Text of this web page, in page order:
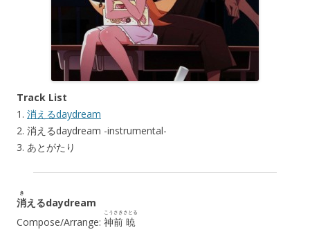
Track List
1. 消えるdaydream
2. 消えるdaydream -instrumental-
3. あとがたり
消
き
えるdaydream
Compose/Arrange: 神前
こうさき
暁
さとる